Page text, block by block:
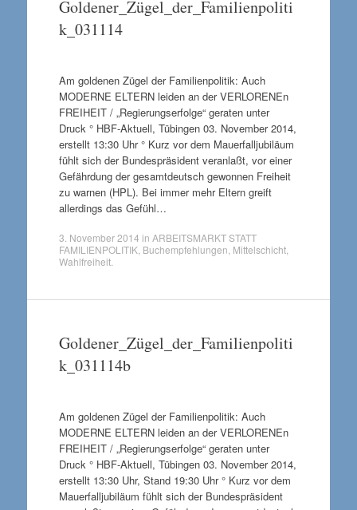
Goldener_Zügel_der_Familienpoliti
k_031114
Am goldenen Zügel der Familienpolitik: Auch
MODERNE ELTERN leiden an der VERLORENEn
FREIHEIT / „Regierungserfolge“ geraten unter
Druck ° HBF-Aktuell, Tübingen 03. November 2014,
erstellt 13:30 Uhr ° Kurz vor dem Mauerfalljubiläum
fühlt sich der Bundespräsident veranlaßt, vor einer
Gefährdung der gesamtdeutsch gewonnen Freiheit
zu warnen (HPL). Bei immer mehr Eltern greift
allerdings das Gefühl…
3. November 2014 in ARBEITSMARKT STATT
FAMILIENPOLITIK, Buchempfehlungen Mittelschicht,
Wahlfreiheit.
Goldener_Zügel_der_Familienpoliti
k_031114b
Am goldenen Zügel der Familienpolitik: Auch
MODERNE ELTERN leiden an der VERLORENEn
FREIHEIT / „Regierungserfolge“ geraten unter
Druck ° HBF-Aktuell, Tübingen 03. November 2014,
erstellt 13:30 Uhr, Stand 19:30 Uhr ° Kurz vor dem
Mauerfalljubiläum fühlt sich der Bundespräsident